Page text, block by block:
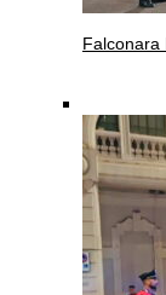
Falconara